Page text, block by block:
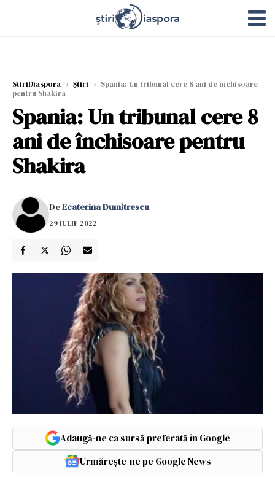
StiriDiaspora › Știri › Spania: Un tribunal cere 8 ani de închisoare
pentru Shakira
Spania: Un tribunal cere 8
ani de închisoare pentru
Shakira
DeEcaterina Dumitrescu
29 IULIE 2022
Adaugă-ne ca sursă preferată în Google
Urmărește-ne pe Google News